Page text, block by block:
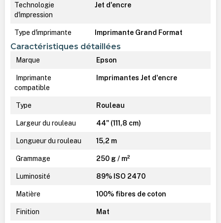
Technologie
d'impression
Jet d'encre
Type d'imprimante Imprimante Grand Format
Caractéristiques détaillées
Marque Epson
Imprimante
compatible
Imprimantes Jet d'encre
Type Rouleau
Largeur du rouleau 44" (111,8 cm)
Longueur du rouleau 15,2 m
Grammage 250 g / m²
Luminosité 89% ISO 2470
Matière 100% fibres de coton
Finition Mat